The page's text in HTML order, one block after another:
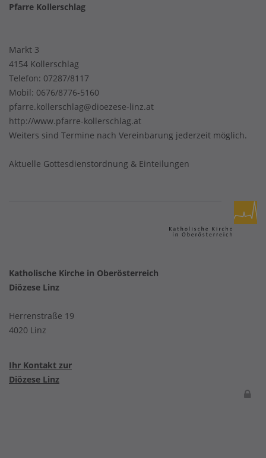
Pfarre Kollerschlag
Markt 3
4154 Kollerschlag
Telefon: 07287/8117
Mobil: 0676/8776-5160
pfarre.kollerschlag@dioezese-linz.at
http://www.pfarre-kollerschlag.at
Weiters sind Termine nach Vereinbarung jederzeit möglich.
Aktuelle Gottesdienstordnung & Einteilungen
Katholische Kirche in Oberösterreich
Diözese Linz
Herrenstraße 19
4020 Linz
Ihr Kontakt zur
Diözese Linz